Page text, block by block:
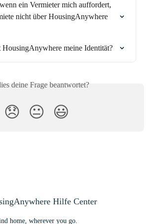
ein Vermieter mich auffordert,
nicht über HousingAnywhere
meine Identität?
deine Frage beantwortet?
😞 😐 😃
home, wherever you go.